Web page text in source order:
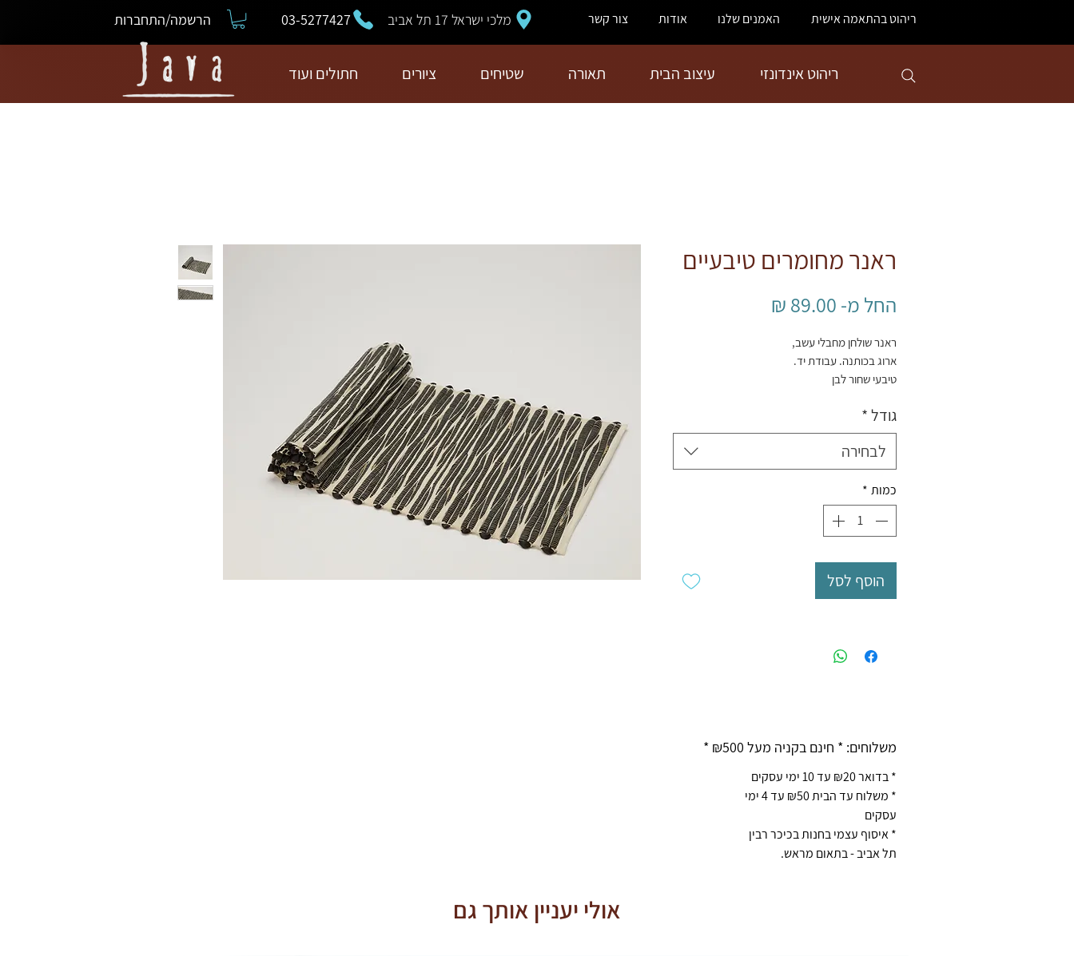
ריהוט בהתאמה אישית האמנים שלנו אודות צור קשר מלכי ישראל 17 תל אביב 03-5277427 הרשמה/התחברות
ריהוט אינדונזי עיצוב הבית תאורה שטיחים ציורים חתולים ועוד
ראנר מחומרים טיבעיים
החל מ- 89.00 ₪
ראנר שולחן מחבלי עשב,
ארוג בכותנה. עבודת יד.
טיבעי שחור לבן
גודל*
לבחירה
כמות *
הוסף לסל
משלוחים: * חינם בקניה מעל ₪500 *
* בדואר ₪20 עד 10 ימי עסקים
* משלוח עד הבית ₪50 עד 4 ימי
עסקים
* איסוף עצמי בחנות בכיכר רבין
תל אביב - בתאום מראש.
אולי יעניין אותך גם